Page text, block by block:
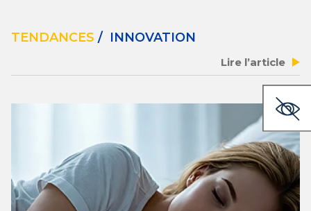
TENDANCES / INNOVATION
Lire l’article